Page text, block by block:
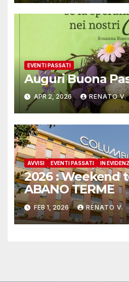
EVENTI PASSATI
Auguri Buona
APR 2, 2026 RENATO V.
AVVISI EVENTI PASSATI IN
2026 : Weekend
ABANO TERME
FEB 1, 2026 RENATO V.